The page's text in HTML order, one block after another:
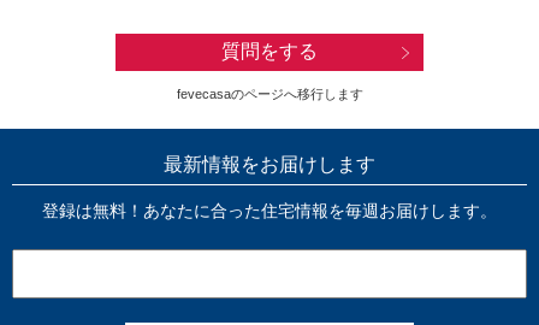
質問をする
fevecasaのページへ移行します
最新情報をお届けします
登録は無料！あなたに合った住宅情報を毎週お届けします。